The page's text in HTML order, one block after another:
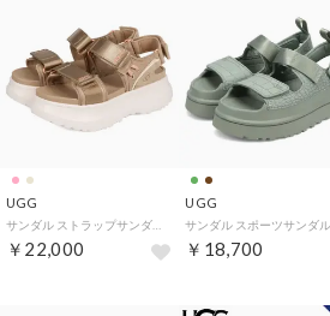
UGG
￥22,000
UGG
￥18,700